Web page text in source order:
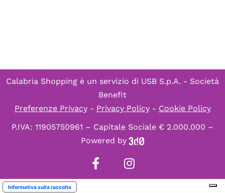
Calabria Shopping è un servizio di USB S.p.A. - Società
Benefit
Preferenze Privacy- Privacy Policy- Cookie Policy
P.IVA: 11905750961 – Capitale Sociale € 2.000.000 –
Powered by
Informativa sulla raccolta